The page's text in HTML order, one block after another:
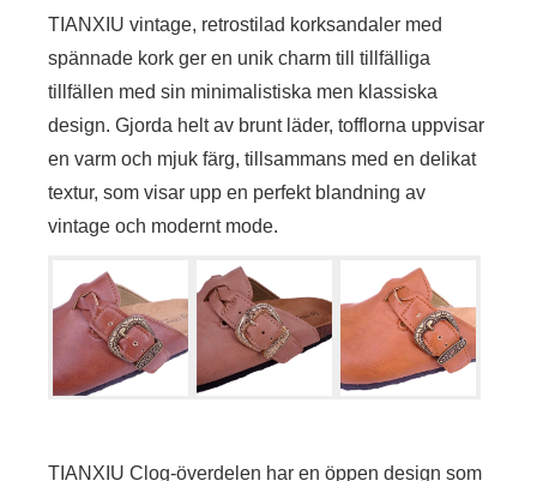
TIANXIU vintage, retrostilad korksandaler med
spännade kork ger en unik charm till tillfälliga
tillfällen med sin minimalistiska men klassiska
design. Gjorda helt av brunt läder, tofflorna uppvisar
en varm och mjuk färg, tillsammans med en delikat
textur, som visar upp en perfekt blandning av
vintage och modernt mode.
TIANXIU Clog-överdelen har en öppen design som